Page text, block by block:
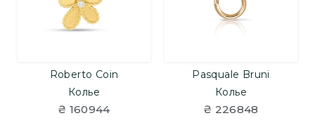
Roberto Coin
Колье
₴ 160944
Pasquale Bruni
Колье
₴ 226848